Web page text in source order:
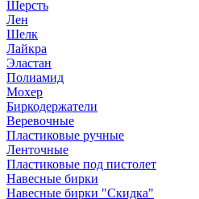
Шерсть
Лен
Шелк
Лайкра
Эластан
Полиамид
Мохер
Биркодержатели
Веревочные
Пластиковые ручные
Ленточные
Пластиковые под пистолет
Навесные бирки
Навесные бирки "Скидка"